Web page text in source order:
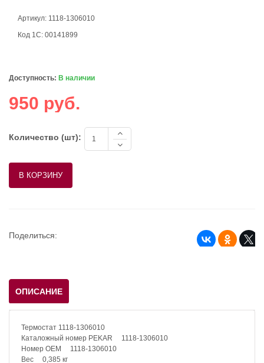
Артикул: 1118-1306010
Код 1С: 00141899
Доступность: В наличии
950 руб.
Количество (шт):
Поделиться:
ОПИСАНИЕ
Термостат 1118-1306010
Каталожный номер PEKAR 1118-1306010
Номер OEM 1118-1306010
Вес 0,385 кг